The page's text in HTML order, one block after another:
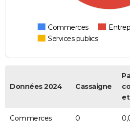
Commerces
Services publics
Données 2024 Cassaigne
Commerces 0